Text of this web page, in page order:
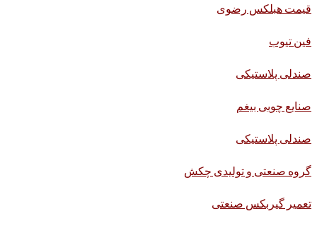
قیمت هبلکس رضوی
فین تیوب
صندلی پلاستیکی
صنایع چوبی بیغم
صندلی پلاستیکی
گروه صنعتی و تولیدی چکش
تعمیر گیربکس صنعتی